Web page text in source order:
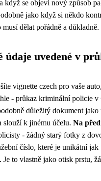
když se objeví nový způsob
jako když si někdo
musí dělat pořádně a důkladně.
údaje uvedené v
vignette czech pro vaše
- průkaz kriminální policie v
důležitý dokument jako
slouží k jinému účelu. Na
- žádný starý fotky z
číslo, které je unikátní jak
Je to vlastně jako otisk prstu,